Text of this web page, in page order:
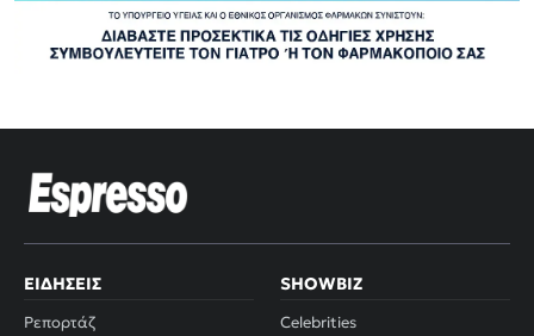
ΕΙΔΉΣΕΙΣ
Ρεπορτάζ
SHOWBIZ
Celebrities